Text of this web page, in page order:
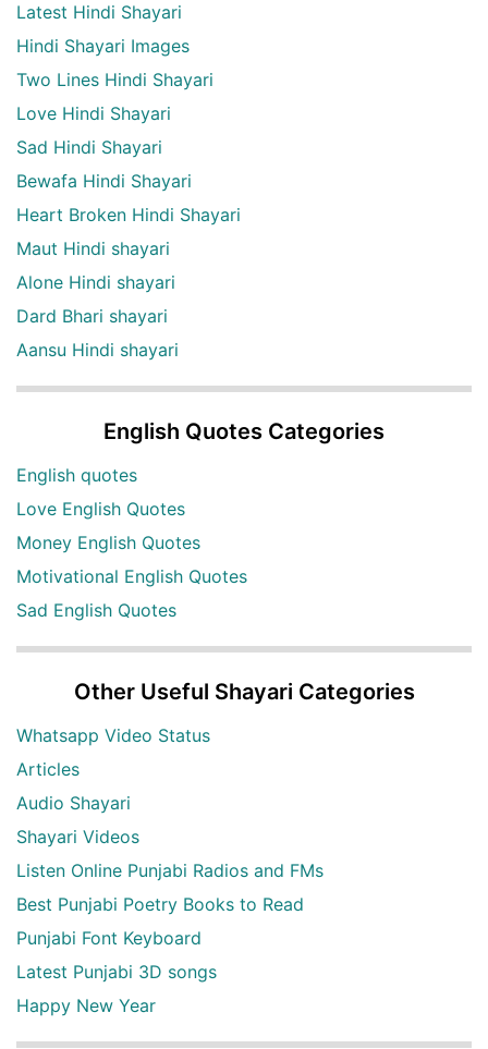
Latest Hindi Shayari
Hindi Shayari Images
Two Lines Hindi Shayari
Love Hindi Shayari
Sad Hindi Shayari
Bewafa Hindi Shayari
Heart Broken Hindi Shayari
Maut Hindi shayari
Alone Hindi shayari
Dard Bhari shayari
Aansu Hindi shayari
English Quotes Categories
English quotes
Love English Quotes
Money English Quotes
Motivational English Quotes
Sad English Quotes
Other Useful Shayari Categories
Whatsapp Video Status
Articles
Audio Shayari
Shayari Videos
Listen Online Punjabi Radios and FMs
Best Punjabi Poetry Books to Read
Punjabi Font Keyboard
Latest Punjabi 3D songs
Happy New Year